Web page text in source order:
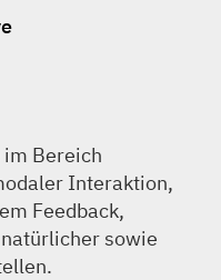
Bereich
Interaktion,
Feedback,
sowie